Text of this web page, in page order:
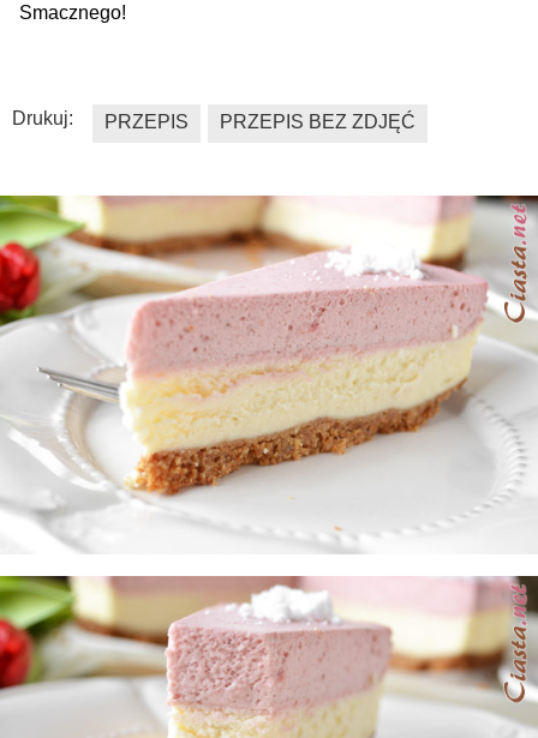
Smacznego!
Drukuj: PRZEPIS PRZEPIS BEZ ZDJĘĆ